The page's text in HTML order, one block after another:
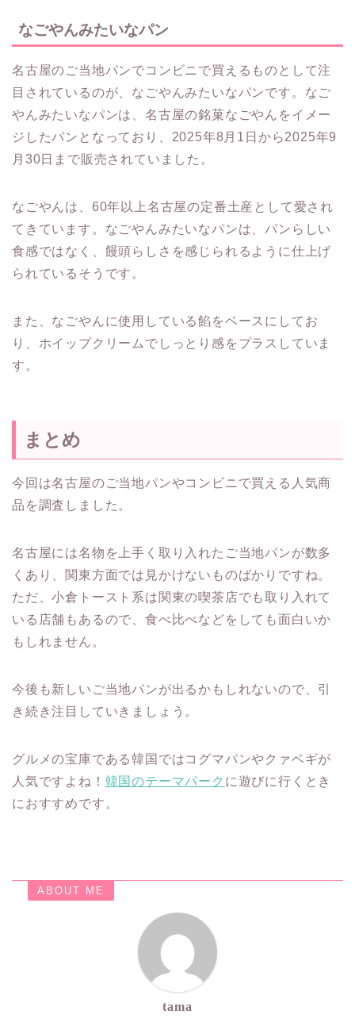
なごやんみたいなパン
名古屋のご当地パンでコンビニで買えるものとして注
目されているのが、なごやんみたいなパンです。なご
やんみたいなパンは、名古屋の銘菓なごやんをイメー
ジしたパンとなっており、2025年8月1日から2025年9
月30日まで販売されていました。
なごやんは、60年以上名古屋の定番土産として愛され
てきています。なごやんみたいなパンは、パンらしい
食感ではなく、饅頭らしさを感じられるように仕上げ
られているそうです。
また、なごやんに使用している餡をベースにしてお
り、ホイップクリームでしっとり感をプラスしていま
す。
まとめ
今回は名古屋のご当地パンやコンビニで買える人気商
品を調査しました。
名古屋には名物を上手く取り入れたご当地パンが数多
くあり、関東方面では見かけないものばかりですね。
ただ、小倉トースト系は関東の喫茶店でも取り入れて
いる店舗もあるので、食べ比べなどをしても面白いか
もしれません。
今後も新しいご当地パンが出るかもしれないので、引
き続き注目していきましょう。
グルメの宝庫である韓国ではコグマパンやクァベギが
人気ですよね！ 韓国のテーマパーク に遊びに行くとき
におすすめです。
ABOUT ME
tama